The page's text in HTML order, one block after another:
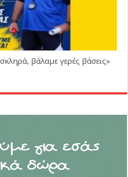
βάλαμε γερές βάσεις»